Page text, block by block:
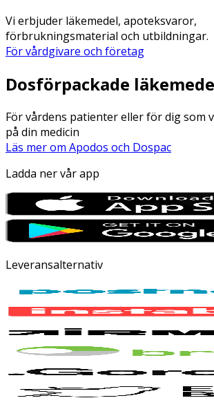
Vi erbjuder läkemedel, apoteksvaror,
förbrukningsmaterial och utbildningar.
För vårdgivare och företag
Dosförpackade
För vårdens patienter eller för dig som
på din medicin
Läs mer om Apodos och Dospac
Ladda ner vår app
Leveransalternativ